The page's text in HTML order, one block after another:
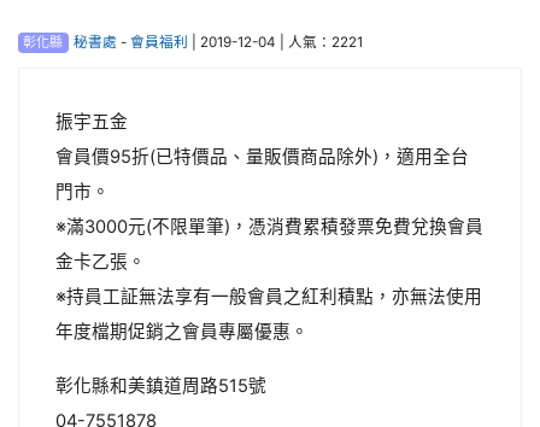
彰化縣 秘書處 - 會員福利 | 2019-12-04 | 人氣：2221
振宇五金
會員價95折(已特價品、量販價商品除外)，適用全台
門市。
※滿3000元(不限單筆)，憑消費累積發票免費兌換會員
金卡乙張。
※持員工証無法享有一般會員之紅利積點，亦無法使用
年度檔期促銷之會員專屬優惠。
彰化縣和美鎮道周路515號
04-7551878